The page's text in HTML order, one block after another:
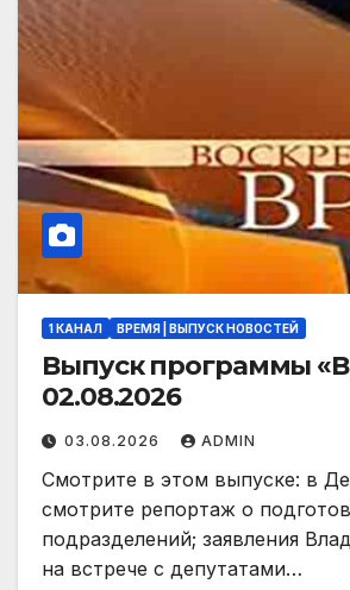
1 КАНАЛ ВРЕМЯ | ВЫПУСК НОВОСТЕЙ
Выпуск программы
02.08.2026
03.08.2026 ADMIN
Смотрите в этом выпуске: в
смотрите репортаж о
подразделений; заявления
на встрече с депутатами…